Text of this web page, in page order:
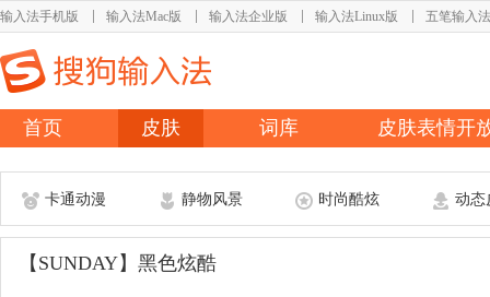
输入法手机版 输入法Mac版 输入法企业版 输入法Linux版 五笔输入法
首页 皮肤 词库 皮肤表情开
卡通动漫 静物风景 时尚酷炫 动态
【SUNDAY】黑色炫酷